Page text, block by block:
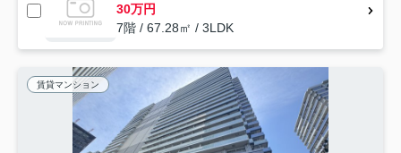
30万円
7階 / 67.28㎡ / 3LDK
賃貸マンション